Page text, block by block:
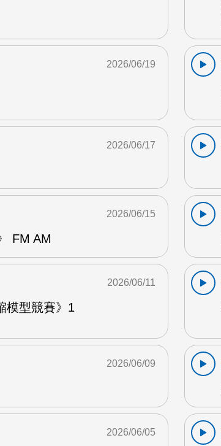
2026/06/19
2026/06/17
FM AM
2026/06/15
模型競賽》1
2026/06/11
2026/06/09
2026/06/05